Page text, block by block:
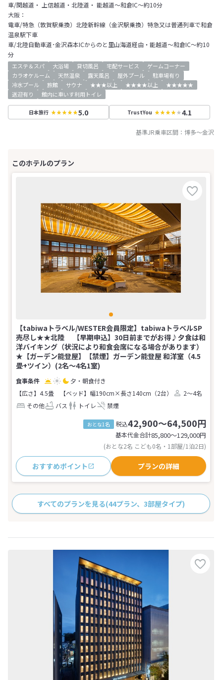
車/関越道・ 上信越道・北陸道・ 能越道～和倉IC～約10分
大阪：
電車/特急（敦賀駅乗換）北陸新幹線（金沢駅乗換）特急又は普通列車で和倉
温泉駅下車
車/北陸自動車道･金沢森本ICからのと里山海道経由・能越道～和倉IC～約10
分
エステ＆スパ 大浴場 貸切風呂 宅配サービス
ゲームコーナー
カラオケルーム
天然温泉 露天風呂 屋外プール
駐車場有り
冷水プール
旅館 サウナ ★★★以上 ★★★★以上
★★★★★
送迎有り
館内に車いす利用トイレ
日本旅行 5.0 TrustYou 4.1
基準JR乗車区間： 博多～金沢
【tabiwaトラベル/WESTER会員限定】tabiwaトラベルSP
売尽し★★北陸 【早期申込】30日前までがお得♪夕食は和
洋バイキング（状況により和食会席になる場合があります）
★【ガーデン能登屋】【禁煙】ガーデン能登屋 和洋室（4.5
畳+ツイン）(2名～4名1室)
夕・朝食付き
【広さ】4.5畳
【ベッド】幅190cm×長さ140cm（2台）
2～4名
その他
バス トイレ 禁煙
おとな1名 税込42,900～64,500円
基本代金合計85,800〜129,000円
(おとな2名 こども0名・1部屋/1泊2日)
おすすめポイント プランの詳細
すべてのプランを見る(44プラン、3部屋タイプ)